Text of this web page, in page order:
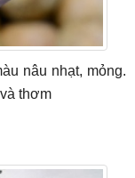
nâu nhạt, mỏng.
thơm